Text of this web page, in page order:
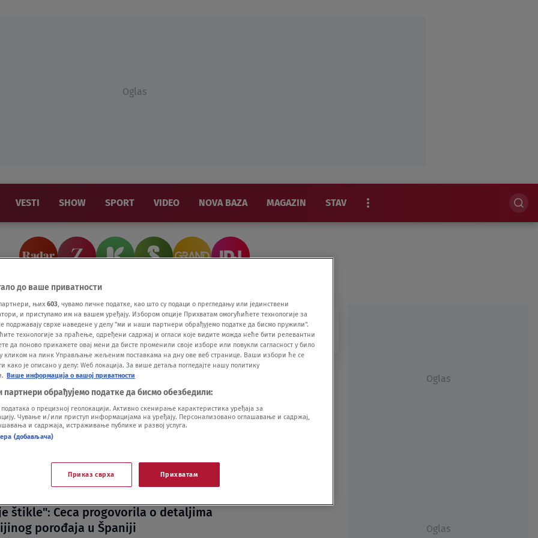
Oglas
VESTI SHOW SPORT VIDEO NOVA BAZA MAGAZIN STAV
najveće zvezde zaraditi ovog leta? Jedna
Cecu, Priju, Brenu, Draganu i Čolu
kod Anastasije u Sevilju: Pokazala kako
vili Gudeljevih, u kupaćem
izgledom (FOTO)
Ceca se snimila ispred svoje vile i otkrila
problem sa vodom koji je imala VIDEO
štikle": Ceca progovorila o detaljima
porođaja u Španiji
Oglas
Oglas
до ваше приватности
њих 603 , чувамо личне податке, као што су подаци о прегледању или јединствени
и приступамо им на вашем уређају. Избором опције Прихватам омогућићете технологије за
подржавају сврхе наведене у делу "ми и наши партнери обрађујемо податке да бисмо пружили".
технологије за праћење, одређени садржај и огласи које видите можда неће бити релевантни
да поново прикажете овај мени да бисте променили своје изборе или повукли сагласност у било
кликом на линк Управљање жељеним поставкама на дну ове веб странице. Ваши избори ће се
како је описано у делу: Wеб локација. За више детаља погледајте нашу политику
Више информација о вашој приватности
обрађујемо податке да бисмо обезбедили:
о прецизној геолокацији. Активно скенирање карактеристика уређаја за
Чување и/или приступ информацијама на уређају. Персонализовано оглашавање и садржај,
и садржаја, истраживање публике и развој услуга.
(добављача)
Приказ сврха Прихватам